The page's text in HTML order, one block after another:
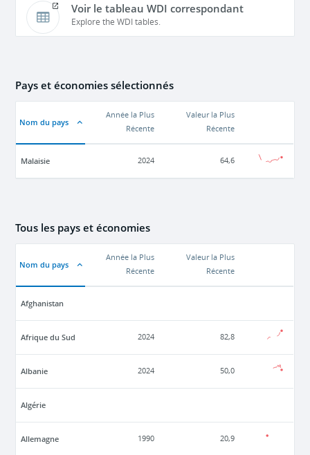
Voir le tableau WDI correspondant
Explore the WDI tables.
Pays et économies sélectionnés
Nom du pays
Année la Plus
Récente
Valeur la Plus
Récente
Malaisie 2024 64,6
Tous les pays et économies
Nom du pays
Année la Plus
Récente
Valeur la Plus
Récente
Afghanistan
Afrique du Sud 2024 82,8
Albanie 2024 50,0
Algérie
Allemagne 1990 20,9